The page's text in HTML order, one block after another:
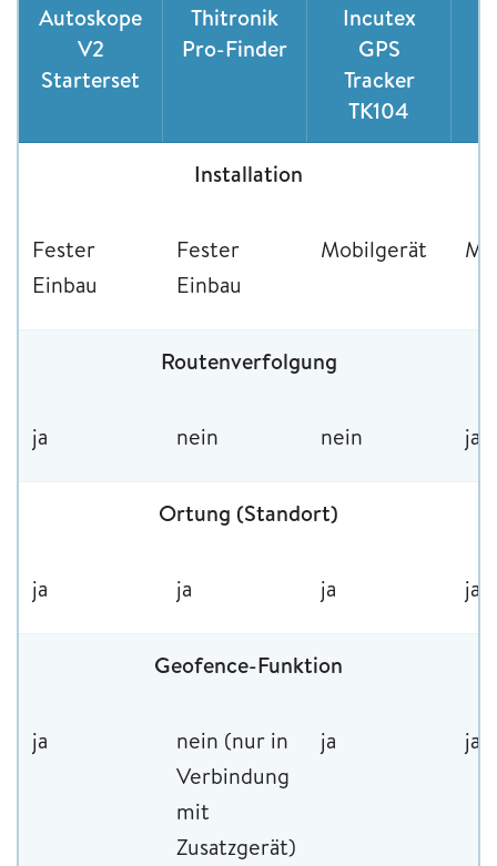
Autoskope
V2
Starterset
Thitronik
Pro-Finder
Incutex
GPS
Tracker
TK104
Installation
Fester
Einbau
Fester
Einbau
Mobilgerät
Routenverfolgung
ja nein nein ja
Ortung (Standort)
ja ja ja ja
Geofence-Funktion
ja
nein (nur in
Verbindung
mit
Zusatzgerät)
ja ja